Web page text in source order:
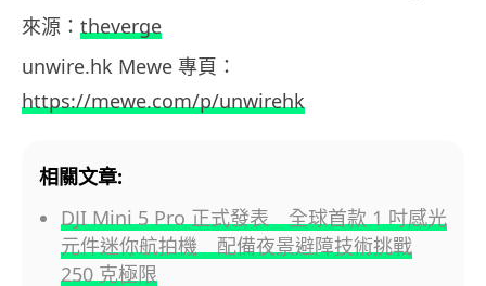
來源： theverge
unwire.hk Mewe 專頁：
https://mewe.com/p/unwirehk
相關文章:
DJI Mini 5 Pro 正式發表 全球首款 1 吋感光
元件迷你航拍機 配備夜景避障技術挑戰
250 克極限